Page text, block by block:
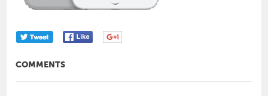
COMMENTS